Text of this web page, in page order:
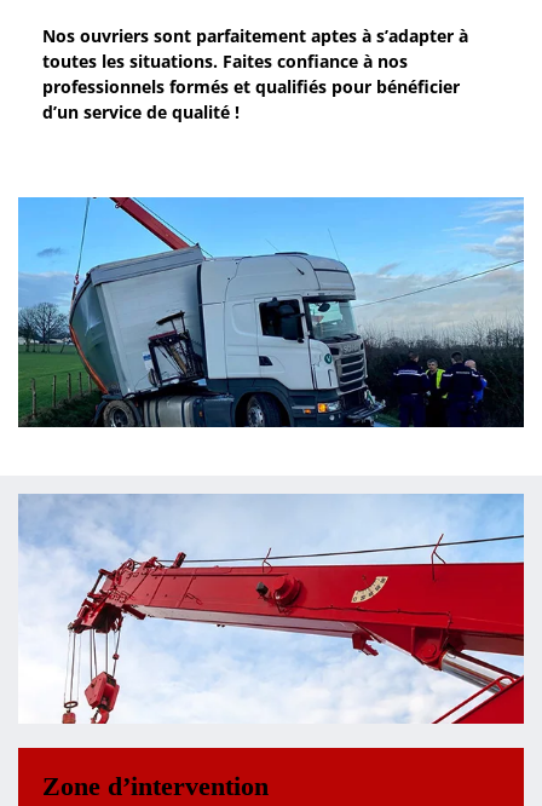
Nos ouvriers sont parfaitement aptes à s’adapter à
toutes les situations. Faites confiance à nos
professionnels formés et qualifiés pour bénéficier
d’un service de qualité !
Zone d’intervention